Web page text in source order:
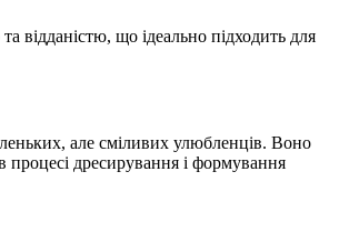
відданістю, що ідеально підходить для
але сміливих улюбленців. Воно
дресирування і формування